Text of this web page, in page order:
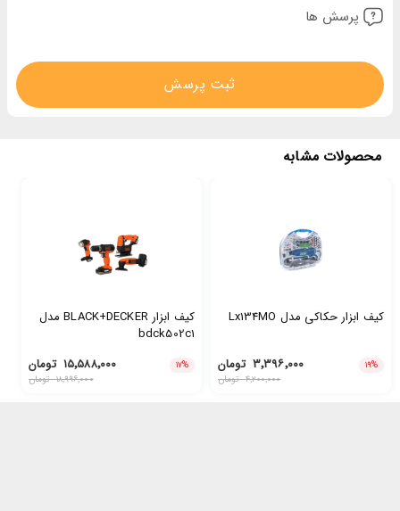
پرسش ها
ثبت پرسش
محصولات مشابه
کیف ابزار حکاکی مدل Lx134MO
۱۹% ۳٬۳۹۶٬۰۰۰ تومان
۴٬۲۰۰٬۰۰۰تومان
کیف ابزار BLACK+DECKER مدل
bdck502c1
۱۷% ۱۵٬۵۸۸٬۰۰۰ تومان
۱۸٬۹۹۶٬۰۰۰تومان